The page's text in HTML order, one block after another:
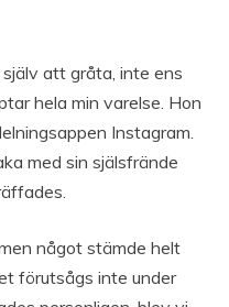
att gråta, inte ens
hela min varelse. Hon
Instagram.
med sin själsfrände
något stämde helt
förutsågs inte under